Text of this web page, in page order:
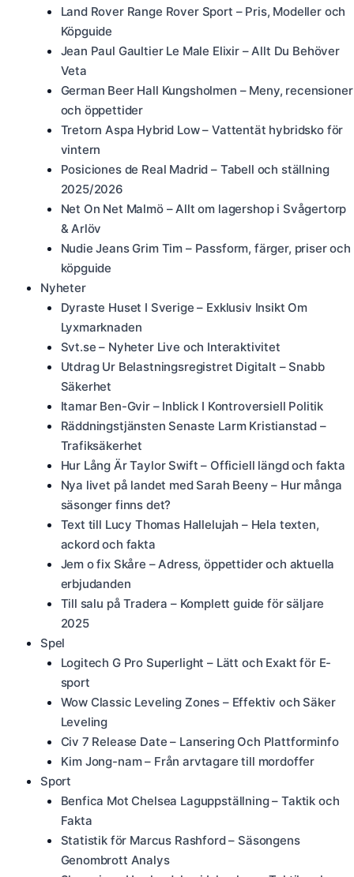
Land Rover Range Rover Sport – Pris, Modeller och
Köpguide
Jean Paul Gaultier Le Male Elixir – Allt Du Behöver
Veta
German Beer Hall Kungsholmen – Meny, recensioner
och öppettider
Tretorn Aspa Hybrid Low – Vattentät hybridsko för
vintern
Posiciones de Real Madrid – Tabell och ställning
2025/2026
Net On Net Malmö – Allt om lagershop i Svågertorp
& Arlöv
Nudie Jeans Grim Tim – Passform, färger, priser och
köpguide
Nyheter
Dyraste Huset I Sverige – Exklusiv Insikt Om
Lyxmarknaden
Svt.se – Nyheter Live och Interaktivitet
Utdrag Ur Belastningsregistret Digitalt – Snabb
Säkerhet
Itamar Ben-Gvir – Inblick I Kontroversiell Politik
Räddningstjänsten Senaste Larm Kristianstad –
Trafiksäkerhet
Hur Lång Är Taylor Swift – Officiell längd och fakta
Nya livet på landet med Sarah Beeny – Hur många
säsonger finns det?
Text till Lucy Thomas Hallelujah – Hela texten,
ackord och fakta
Jem o fix Skåre – Adress, öppettider och aktuella
erbjudanden
Till salu på Tradera – Komplett guide för säljare
2025
Spel
Logitech G Pro Superlight – Lätt och Exakt för E-
sport
Wow Classic Leveling Zones – Effektiv och Säker
Leveling
Civ 7 Release Date – Lansering Och Plattforminfo
Kim Jong-nam – Från arvtagare till mordoffer
Sport
Benfica Mot Chelsea Laguppställning – Taktik och
Fakta
Statistik för Marcus Rashford – Säsongens
Genombrott Analys